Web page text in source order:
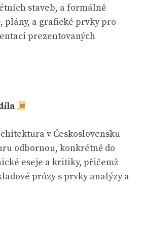
staveb, a formálně
plány, a grafické prvky pro
prezentovaných
v Československu
odbornou, konkrétně do
eseje a kritiky, přičemž
prózy s prvky analýzy a